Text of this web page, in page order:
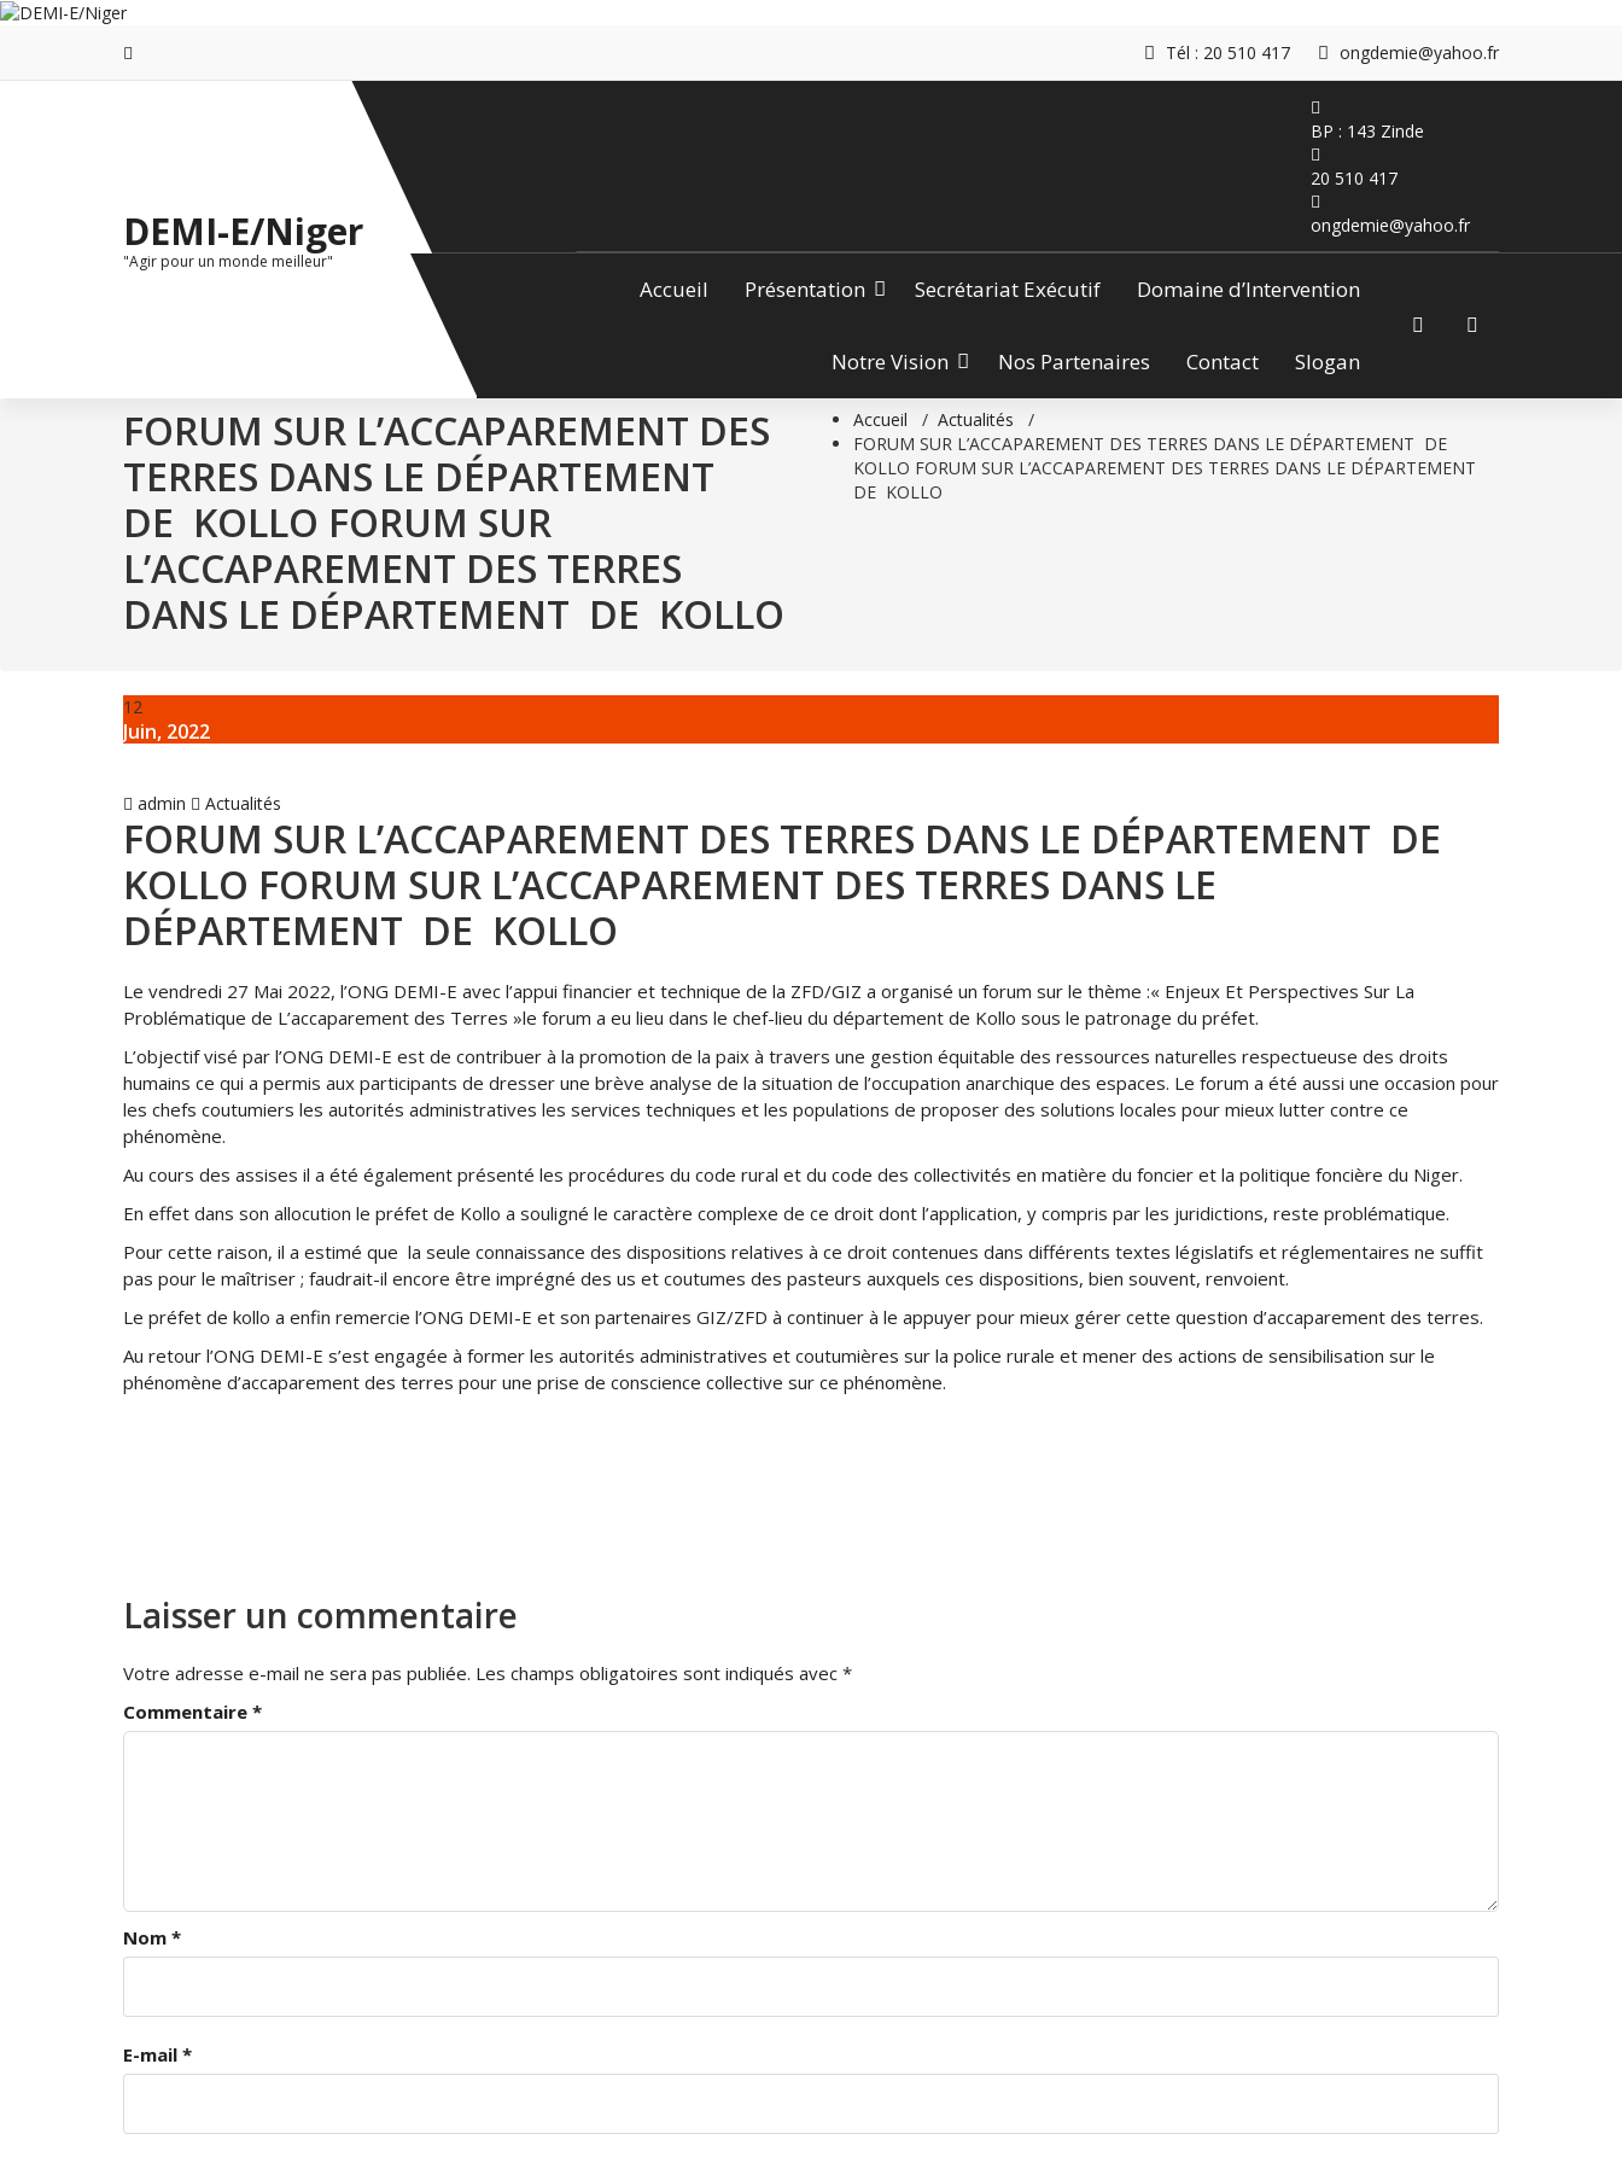
Aller
ongdemie@yahoo.fr
Tél : 20 510 417
DEMI-E/Niger
"Agir pour un monde meilleur"
BP : 143 Zinde
20 510 417
ongdemie@yahoo.fr
Accueil Présentation Secrétariat Exécutif Domaine d’Intervention
Notre Vision Nos Partenaires Contact Slogan
FORUM SUR L’ACCAPAREMENT DES
TERRES DANS LE DÉPARTEMENT
DE KOLLO FORUM SUR
L’ACCAPAREMENT DES TERRES
DANS LE DÉPARTEMENT DE KOLLO
Accueil / Actualités /
FORUM SUR L’ACCAPAREMENT DES TERRES DANS LE DÉPARTEMENT DE
KOLLO FORUM SUR L’ACCAPAREMENT DES TERRES DANS LE DÉPARTEMENT
DE KOLLO
12
Juin, 2022
admin Actualités
FORUM SUR L’ACCAPAREMENT DES TERRES DANS LE DÉPARTEMENT DE
KOLLO FORUM SUR L’ACCAPAREMENT DES TERRES DANS LE
DÉPARTEMENT DE KOLLO
Le vendredi 27 Mai 2022, l’ONG DEMI-E avec l’appui financier et technique de la ZFD/GIZ a organisé un forum sur le thème :« Enjeux Et Perspectives Sur La
Problématique de L’accaparement des Terres »le forum a eu lieu dans le chef-lieu du département de Kollo sous le patronage du préfet.
L’objectif visé par l’ONG DEMI-E est de contribuer à la promotion de la paix à travers une gestion équitable des ressources naturelles respectueuse des droits
humains ce qui a permis aux participants de dresser une brève analyse de la situation de l’occupation anarchique des espaces. Le forum a été aussi une occasion pour
les chefs coutumiers les autorités administratives les services techniques et les populations de proposer des solutions locales pour mieux lutter contre ce
phénomène.
Au cours des assises il a été également présenté les procédures du code rural et du code des collectivités en matière du foncier et la politique foncière du Niger.
En effet dans son allocution le préfet de Kollo a souligné le caractère complexe de ce droit dont l’application, y compris par les juridictions, reste problématique.
Pour cette raison, il a estimé que la seule connaissance des dispositions relatives à ce droit contenues dans différents textes législatifs et réglementaires ne suffit
pas pour le maîtriser ; faudrait-il encore être imprégné des us et coutumes des pasteurs auxquels ces dispositions, bien souvent, renvoient.
Le préfet de kollo a enfin remercie l’ONG DEMI-E et son partenaires GIZ/ZFD à continuer à le appuyer pour mieux gérer cette question d’accaparement des terres.
Au retour l’ONG DEMI-E s’est engagée à former les autorités administratives et coutumières sur la police rurale et mener des actions de sensibilisation sur le
phénomène d’accaparement des terres pour une prise de conscience collective sur ce phénomène.
Laisser un commentaire
Votre adresse e-mail ne sera pas publiée. Les champs obligatoires sont indiqués avec *
Commentaire *
Nom *
E-mail *